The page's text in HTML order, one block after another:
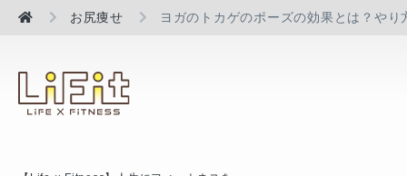
お尻痩せ ヨガのトカゲのポーズの効果とは？やり